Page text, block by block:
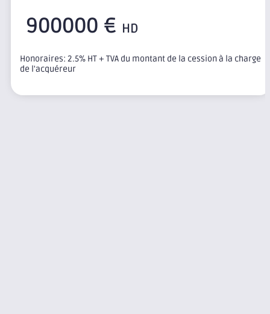
900000 € HD
Honoraires: 2.5% HT + TVA du montant de la cession à la charge
de l'acquéreur